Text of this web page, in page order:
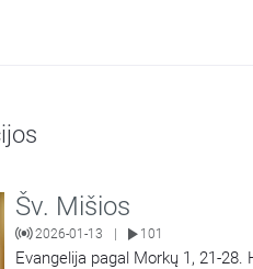
Šv. Mišios
2026-01-13 101
Evangelija pagal Morkų 1, 21-